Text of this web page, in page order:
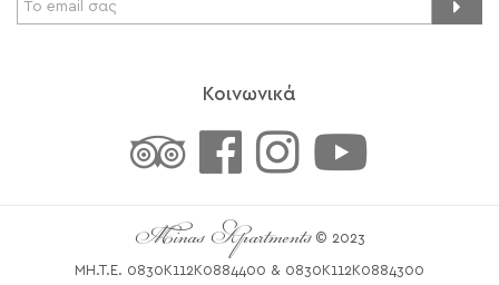
Κοινωνικά
Minas Apartments© 2023
MH.T.E. 0830K112K0884400 & 0830K112K0884300